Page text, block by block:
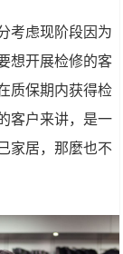
考虑现阶段因为
想开展检修的客
质保期内获得检
客户来讲，是一
家居，那麼也不